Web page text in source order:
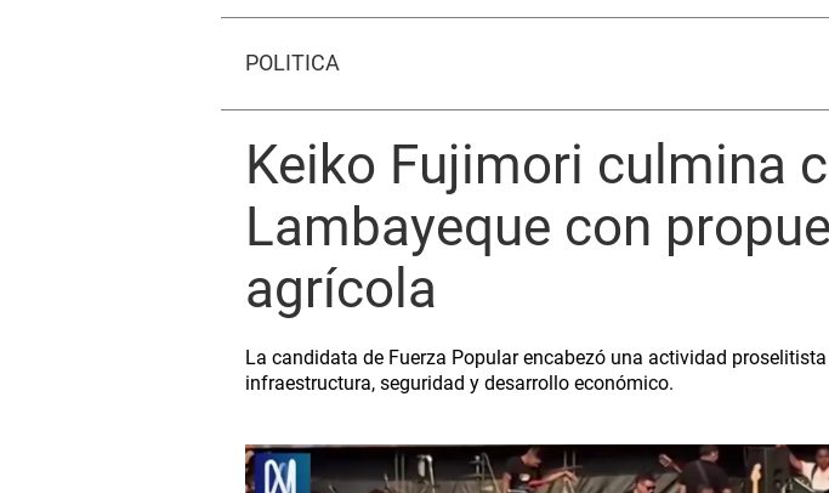
POLÍTICA
Keiko Fujimori culmina
Lambayeque con
agrícola
La candidata de Fuerza Popular encabezó una actividad
infraestructura, seguridad y desarrollo económico.